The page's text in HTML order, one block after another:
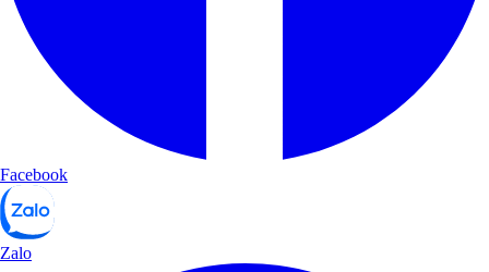
Facebook
Zalo